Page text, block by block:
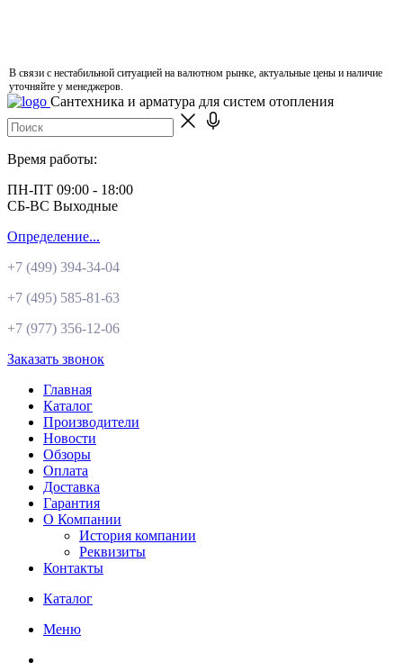
В связи с нестабильной ситуацией на валютном рынке, актуальные цены и наличие
уточняйте у менеджеров.
Сантехника и арматура для систем отопления
Время работы:
ПН-ПТ 09:00 - 18:00
СБ-ВС Выходные
Определение...
+7 (499) 394-34-04
+7 (495) 585-81-63
+7 (977) 356-12-06
Заказать звонок
Главная
Каталог
Производители
Новости
Обзоры
Оплата
Доставка
Гарантия
О Компании
История компании
Реквизиты
Контакты
Каталог
Меню